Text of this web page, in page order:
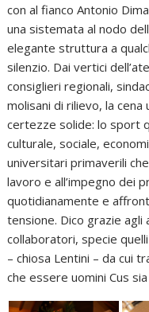
con al fianco Antonio
una sistemata al nodo
elegante struttura a
silenzio. Dai vertici
consiglieri regionali,
molisani di rilievo, la
certezze solide: lo sport
culturale, sociale,
universitari primaverili
lavoro e all’impegno dei
quotidianamente e
tensione. Dico grazie agli
collaboratori, specie
– chiosa Lentini – da cui
che essere uomini Cus